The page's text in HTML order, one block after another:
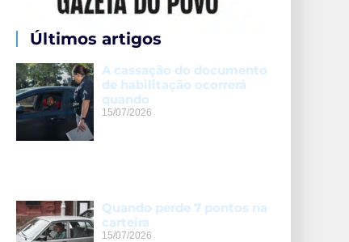
Últimos artigos
A cassação do documento
de habilitação ocorrerá
quando
15/07/2026
Quando perde 7 pontos na
carteira
15/07/2026